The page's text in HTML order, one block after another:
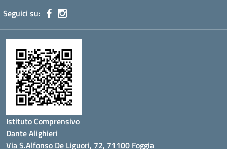
Seguici su:
Istituto Comprensivo
Dante Alighieri
Via S.Alfonso De Liguori, 72, 71100 Foggia